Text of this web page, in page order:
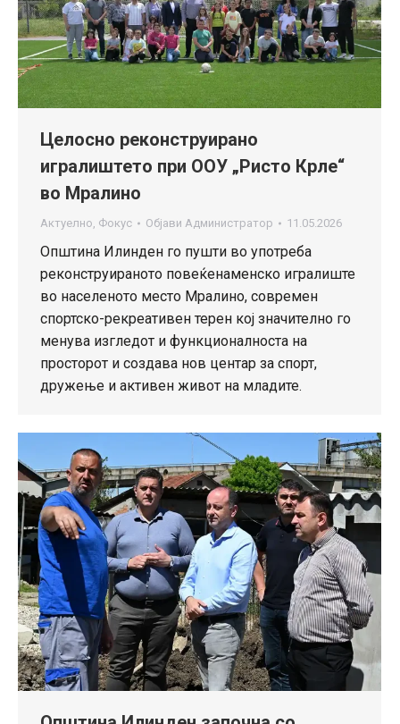
Целосно реконструирано
игралиштето при ООУ „Ристо Крле“
во Мралино
Актуелно, Фокус Објави Администратор 11.05.2026
Општина Илинден го пушти во употреба
реконструираното повеќенаменско игралиште
во населеното место Мралино, современ
спортско-рекреативен терен кој значително го
менува изгледот и функционалноста на
просторот и создава нов центар за спорт,
дружење и активен живот на младите.